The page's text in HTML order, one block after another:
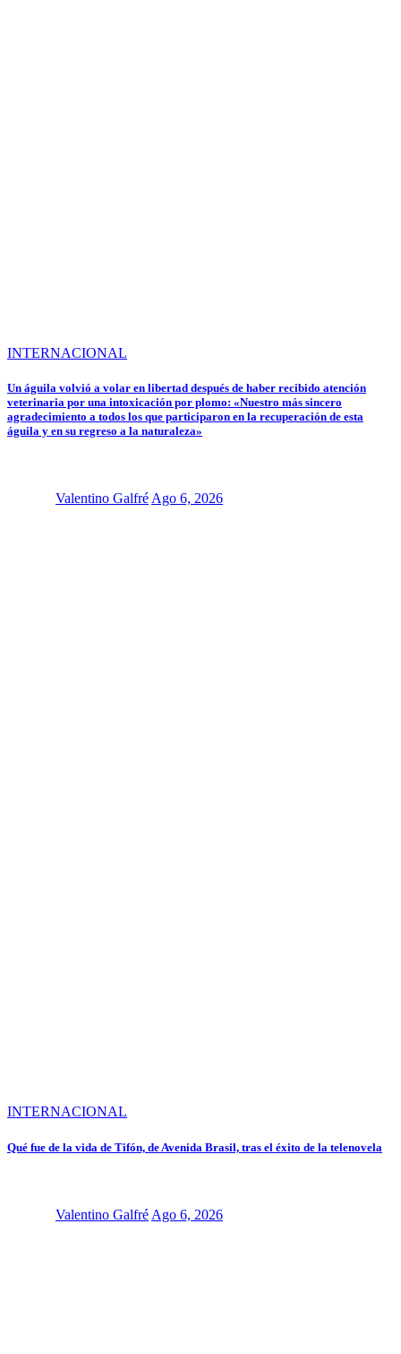
INTERNACIONAL
Un águila volvió a volar en libertad después de haber recibido atención
veterinaria por una intoxicación por plomo: «Nuestro más sincero
agradecimiento a todos los que participaron en la recuperación de esta
águila y en su regreso a la naturaleza»
Valentino Galfré Ago 6, 2026
INTERNACIONAL
Qué fue de la vida de Tifón, de Avenida Brasil, tras el éxito de la telenovela
Valentino Galfré Ago 6, 2026